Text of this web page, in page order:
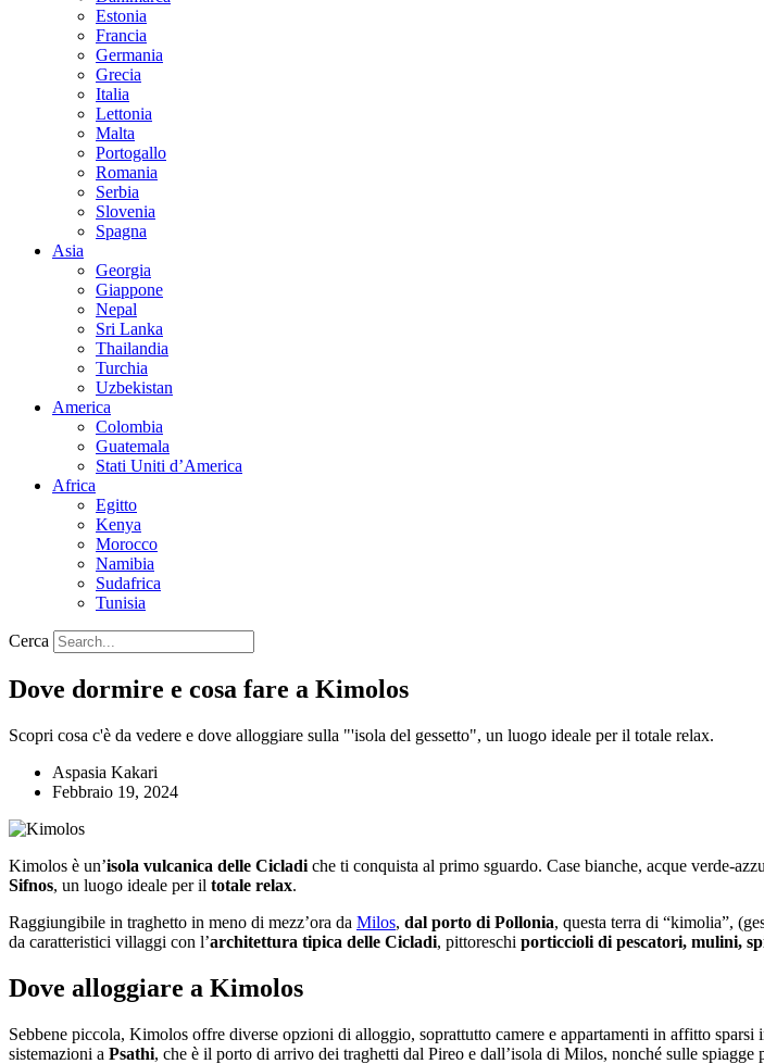
Estonia
Francia
Germania
Grecia
Italia
Lettonia
Malta
Portogallo
Romania
Serbia
Slovenia
Spagna
Asia
Georgia
Giappone
Nepal
Sri Lanka
Thailandia
Turchia
Uzbekistan
America
Colombia
Guatemala
Stati Uniti d’America
Africa
Egitto
Kenya
Morocco
Namibia
Sudafrica
Tunisia
Cerca
Dove dormire e cosa fare a Kimolos
Scopri cosa c'è da vedere e dove alloggiare sulla "'isola del gessetto", un luogo ideale per il totale relax.
Aspasia Kakari
Febbraio 19, 2024
Kimolos è un’isola vulcanica delle Cicladi che ti conquista al primo sguardo. Case bianche, acque verde-
Sifnos, un luogo ideale per il totale relax.
Raggiungibile in traghetto in meno di mezz’ora da Milos, dal porto di Pollonia, questa terra di “kimolia”,
da caratteristici villaggi con l’architettura tipica delle Cicladi, pittoreschi porticcioli di pescatori, mulini,
Dove alloggiare a Kimolos
Sebbene piccola, Kimolos offre diverse opzioni di alloggio, soprattutto camere e appartamenti in affitto
sistemazioni a Psathi, che è il porto di arrivo dei traghetti dal Pireo e dall’isola di Milos, nonché sulle spiagge